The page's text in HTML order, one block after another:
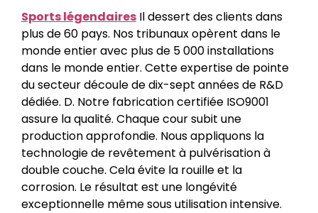
Sports légendaires Il dessert des clients dans
plus de 60 pays. Nos tribunaux opèrent dans le
monde entier avec plus de 5 000 installations
dans le monde entier. Cette expertise de pointe
du secteur découle de dix-sept années de R&D
dédiée. D. Notre fabrication certifiée ISO9001
assure la qualité. Chaque cour subit une
production approfondie. Nous appliquons la
technologie de revêtement à pulvérisation à
double couche. Cela évite la rouille et la
corrosion. Le résultat est une longévité
exceptionnelle même sous utilisation intensive.